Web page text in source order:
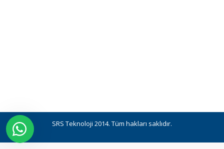
SRS Teknoloji 2014. Tüm hakları saklıdır.